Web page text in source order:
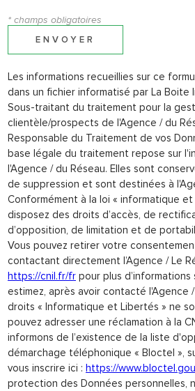
* champs obligatoires
ENVOYER
Les informations recueillies sur ce
dans un fichier informatisé par La Boite
Sous-traitant du traitement pour la
clientèle/prospects de l'Agence / du
Responsable du Traitement de vos
base légale du traitement repose sur
l'Agence / du Réseau. Elles sont
de suppression et sont destinées à
Conformément à la loi « informatique et
disposez des droits d’accès, de
d’opposition, de limitation et de
Vous pouvez retirer votre
contactant directement l’Agence / Le
https://cnil.fr/fr pour plus d’informations
estimez, après avoir contacté l'Agence
droits « Informatique et Libertés » ne
pouvez adresser une réclamation à la
informons de l’existence de la liste
démarchage téléphonique « Bloctel »,
vous inscrire ici : https://
protection des Données personnelles,